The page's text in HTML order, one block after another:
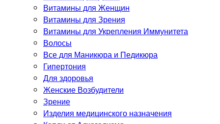
Витамины для Женщин
Витамины для Зрения
Витамины для Укрепления Иммунитета
Волосы
Все для Маникюра и Педикюра
Гипертония
Для здоровья
Женские Возбудители
Зрение
Изделия медицинского назначения